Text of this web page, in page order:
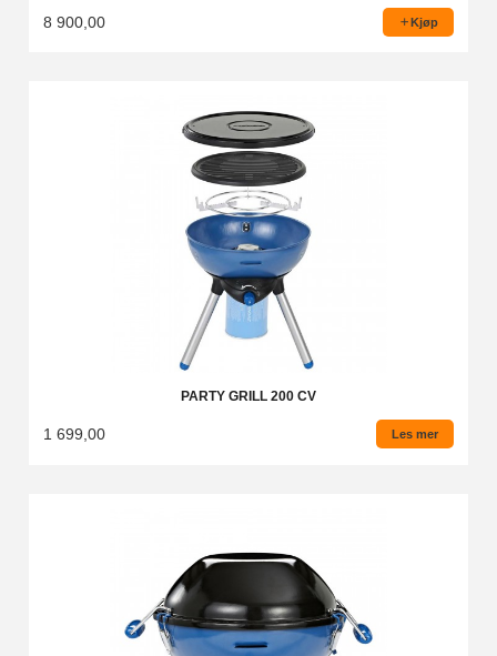
8 900,00 Kjøp
PARTY GRILL 200 CV
1 699,00 Les mer